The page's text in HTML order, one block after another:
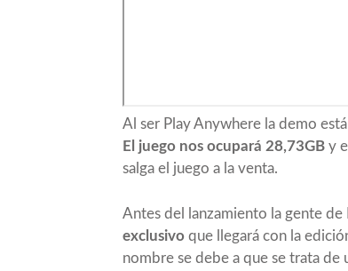
Al ser Play Anywhere la demo
El juego nos ocupará 28,73GB y
salga el juego a la venta.
Antes del lanzamiento la gente de
exclusivo que llegará con la
nombre se debe a que se trata de